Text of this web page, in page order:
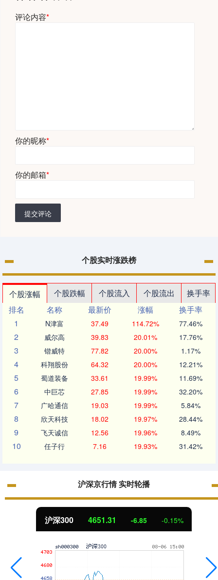
评论内容*
你的昵称*
你的邮箱*
提交评论
个股实时涨跌榜
个股涨幅 个股跌幅 个股流入 个股流出
换手率
排名
名称 最新价 涨幅
换手率
1
N津富 37.49 114.72% 77.46%
2 威尔高 39.83 20.01% 17.76%
3 锴威特 77.82 20.00% 1.17%
4 科翔股份 64.32 20.00% 12.21%
5 蜀道装备 33.61 19.99% 11.69%
6 中巨芯 27.85 19.99% 32.20%
7 广哈通信 19.03 19.99% 5.84%
8 欣天科技 18.02 19.97% 28.44%
9 飞天诚信 12.56 19.96% 8.49%
10 任子行 7.16 19.93% 31.42%
沪深京行情 实时轮播
沪深300 4651.31 -6.85 -0.15%